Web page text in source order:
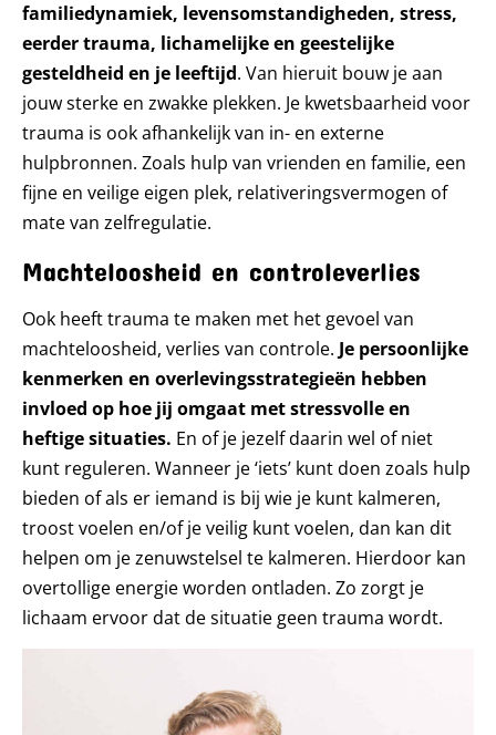
familiedynamiek, levensomstandigheden, stress,
eerder trauma, lichamelijke en geestelijke
gesteldheid en je leeftijd. Van hieruit bouw je aan
jouw sterke en zwakke plekken. Je kwetsbaarheid voor
trauma is ook afhankelijk van in- en externe
hulpbronnen. Zoals hulp van vrienden en familie, een
fijne en veilige eigen plek, relativeringsvermogen of
mate van zelfregulatie.
Machteloosheid en controleverlies
Ook heeft trauma te maken met het gevoel van
machteloosheid, verlies van controle. Je persoonlijke
kenmerken en overlevingsstrategieën hebben
invloed op hoe jij omgaat met stressvolle en
heftige situaties. En of je jezelf daarin wel of niet
kunt reguleren. Wanneer je ‘iets’ kunt doen zoals hulp
bieden of als er iemand is bij wie je kunt kalmeren,
troost voelen en/of je veilig kunt voelen, dan kan dit
helpen om je zenuwstelsel te kalmeren. Hierdoor kan
overtollige energie worden ontladen. Zo zorgt je
lichaam ervoor dat de situatie geen trauma wordt.